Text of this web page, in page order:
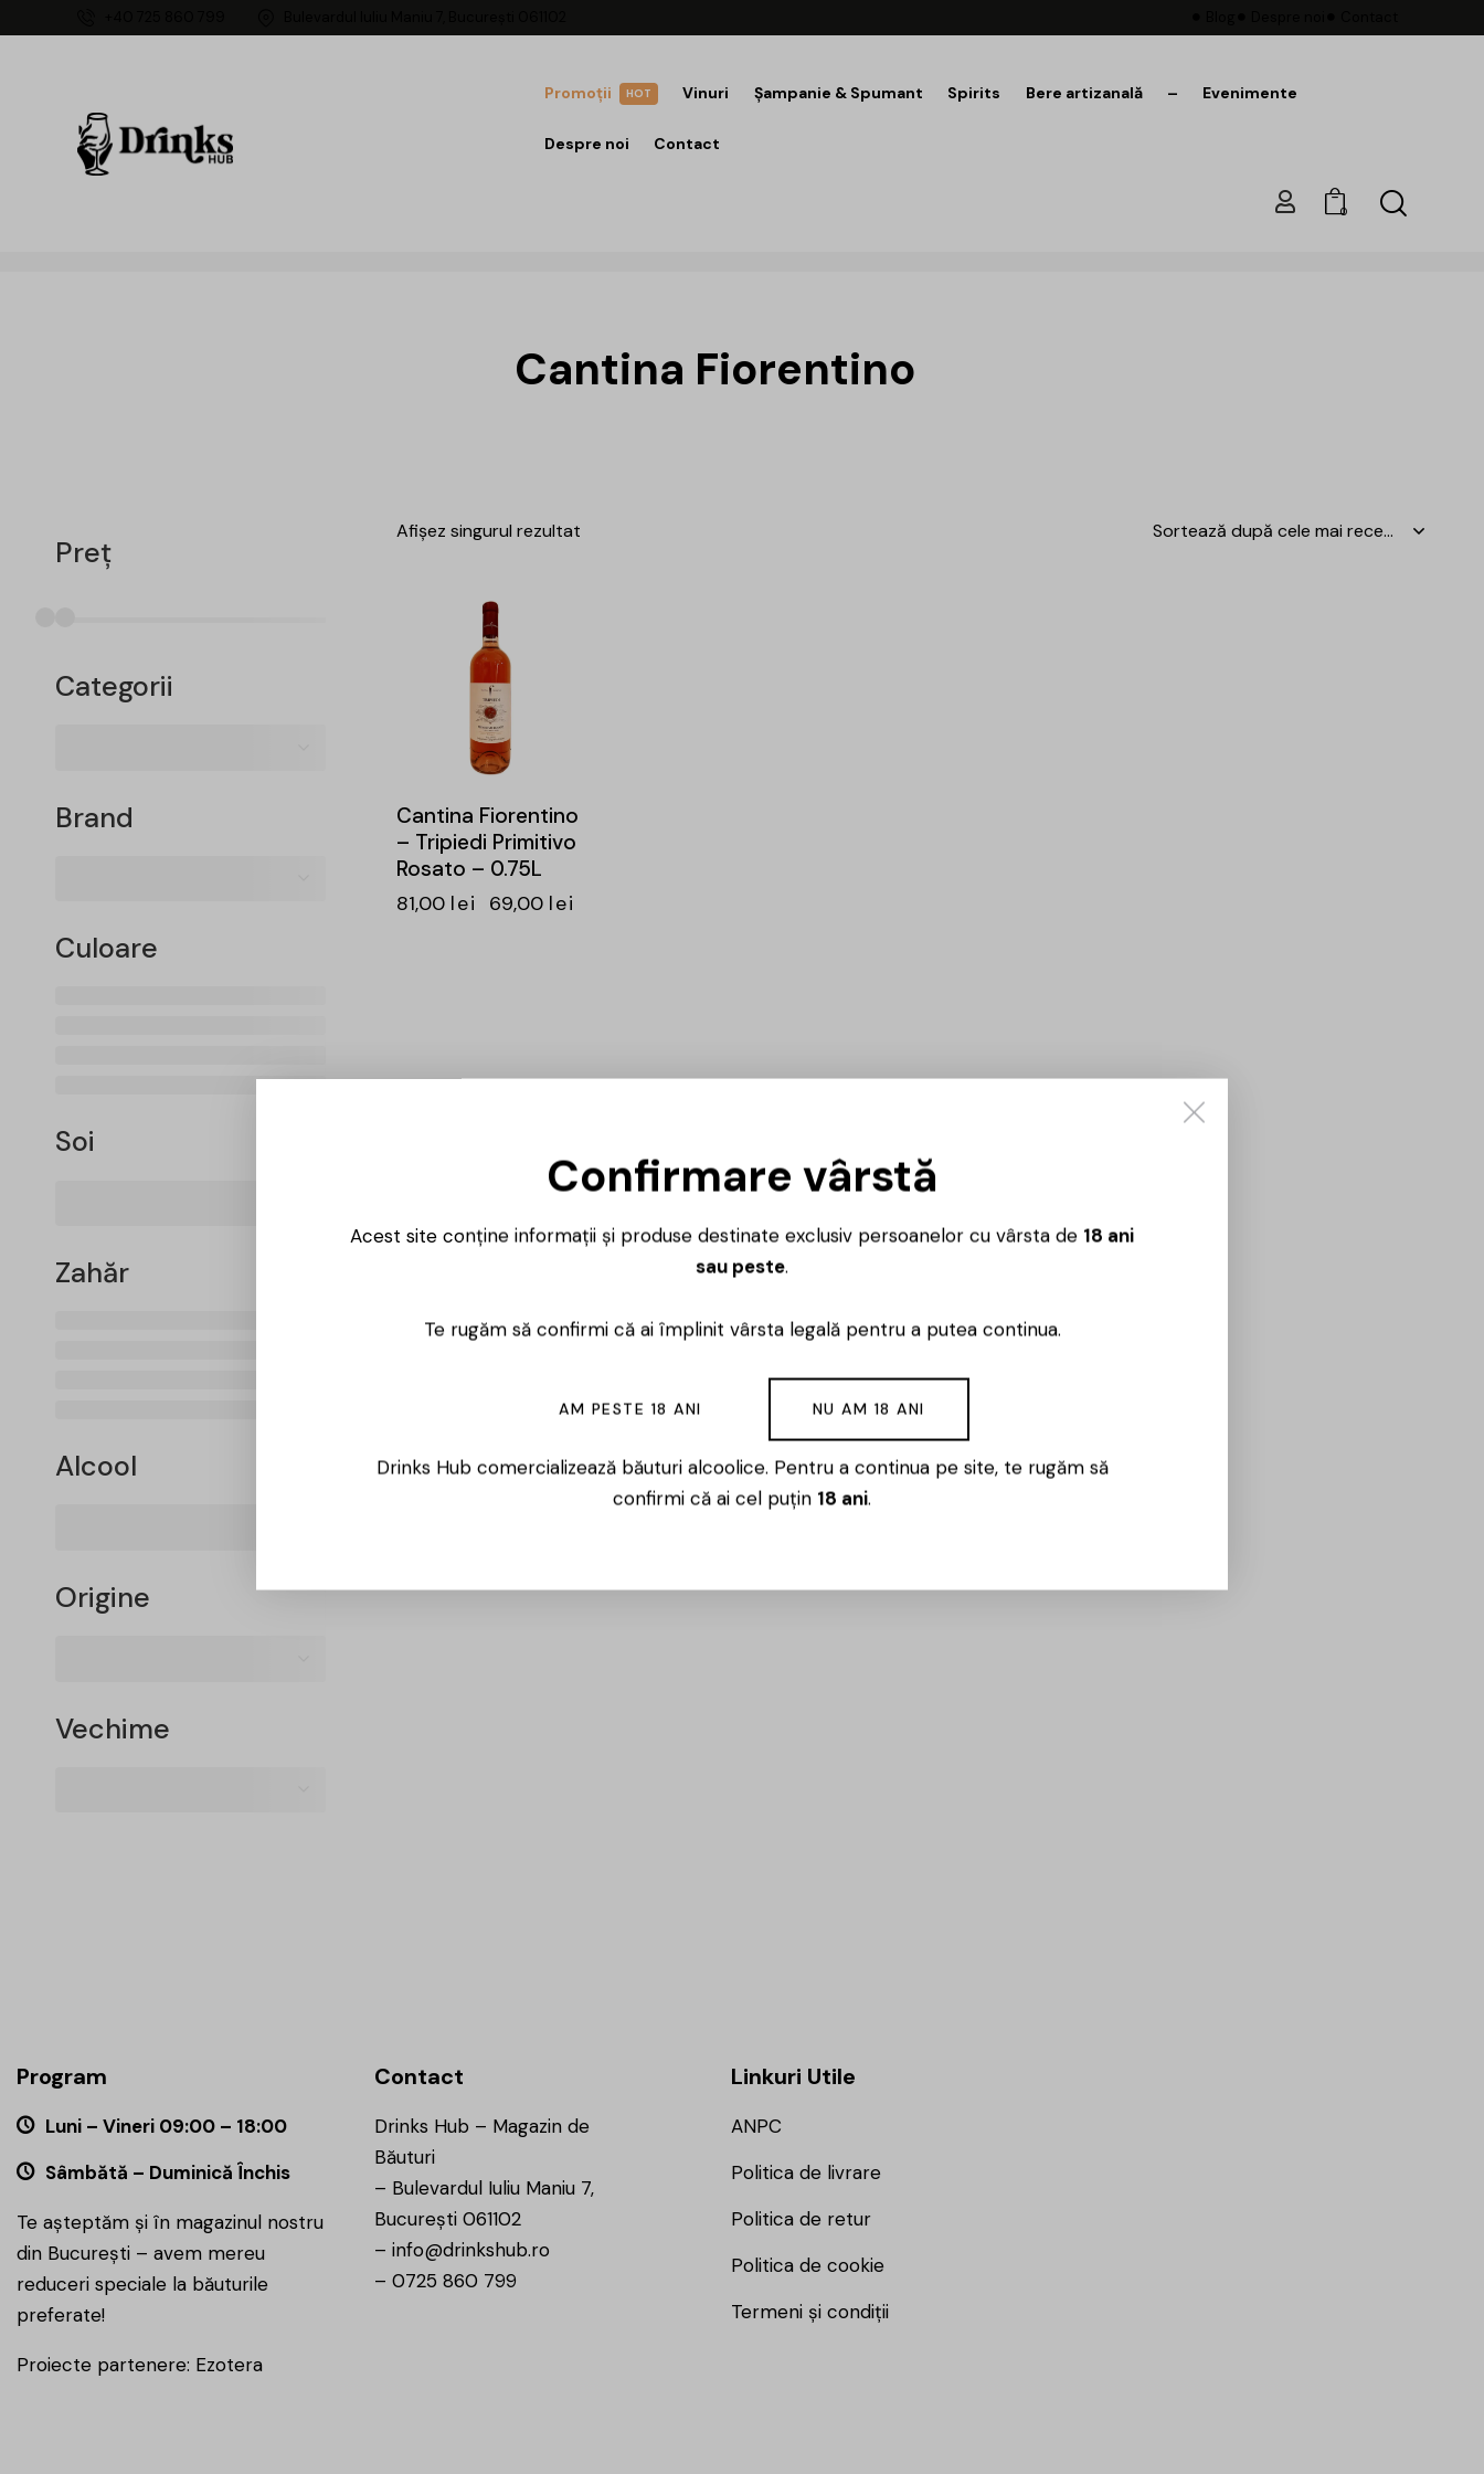
HOT
Promoții Vinuri Șampanie & Spumant Spirits Bere artizanală – Evenimente
Despre noi Contact
0
Cantina Fiorentino
Afișez singurul rezultat
Cantina Fiorentino
– Tripiedi Primitivo
Rosato – 0.75L
81,00 lei 69,00 lei
Preț
Categorii
Brand
Culoare
Soi
Zahăr
Alcool
Origine
Vechime
Program
Luni – Vineri 09:00 – 18:00
Sâmbătă – Duminică Închis
Te așteptăm și în magazinul nostru
din București – avem mereu
reduceri speciale la băuturile
preferate!
Proiecte partenere: Ezotera
Contact
Drinks Hub – Magazin de
Băuturi
– Bulevardul Iuliu Maniu 7,
București 061102
– info@drinkshub.ro
– 0725 860 799
Linkuri Utile
ANPC
Politica de livrare
Politica de retur
Politica de cookie
Termeni și condiții
Confirmare vârstă
Acest site conține informații și produse destinate exclusiv persoanelor cu vârsta de 18 ani
sau peste.
Te rugăm să confirmi că ai împlinit vârsta legală pentru a putea continua.
AM PESTE 18 ANI NU AM 18 ANI
Drinks Hub comercializează băuturi alcoolice. Pentru a continua pe site, te rugăm să
confirmi că ai cel puțin 18 ani.